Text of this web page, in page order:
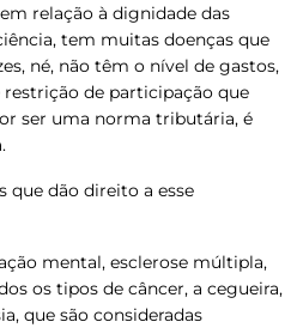
relação à dignidade das
tem muitas doenças que
né, não têm o nível de gastos,
restrição de participação que
ser uma norma tributária, é
que dão direito a esse
mental, esclerose múltipla,
os tipos de câncer, a cegueira,
que são consideradas